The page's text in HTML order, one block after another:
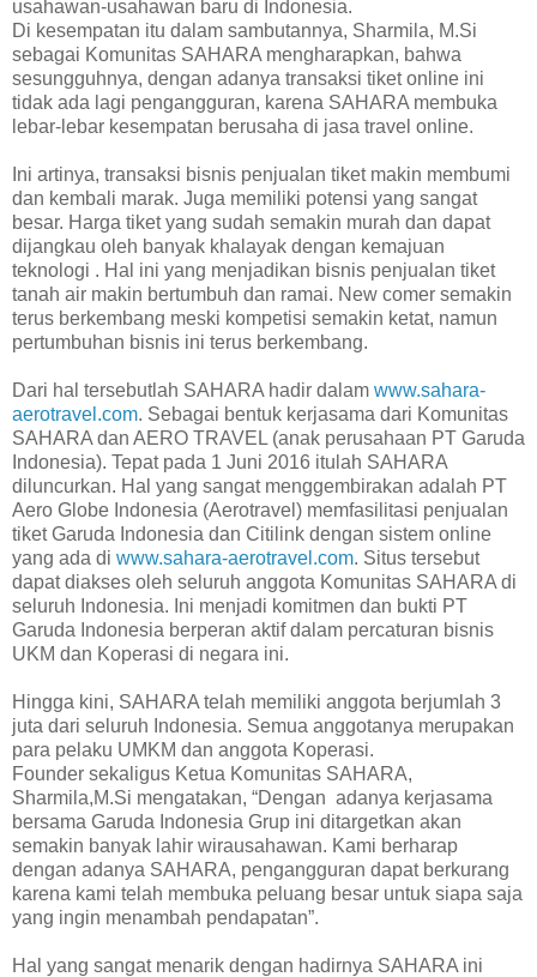
usahawan-usahawan baru di Indonesia.
Di kesempatan itu dalam sambutannya, Sharmila, M.Si
sebagai Komunitas SAHARA mengharapkan, bahwa
sesungguhnya, dengan adanya transaksi tiket online ini
tidak ada lagi pengangguran, karena SAHARA membuka
lebar-lebar kesempatan berusaha di jasa travel online.
Ini artinya, transaksi bisnis penjualan tiket makin membumi
dan kembali marak. Juga memiliki potensi yang sangat
besar. Harga tiket yang sudah semakin murah dan dapat
dijangkau oleh banyak khalayak dengan kemajuan
teknologi . Hal ini yang menjadikan bisnis penjualan tiket
tanah air makin bertumbuh dan ramai. New comer semakin
terus berkembang meski kompetisi semakin ketat, namun
pertumbuhan bisnis ini terus berkembang.
Dari hal tersebutlah SAHARA hadir dalam www.sahara-
aerotravel.com. Sebagai bentuk kerjasama dari Komunitas
SAHARA dan AERO TRAVEL (anak perusahaan PT Garuda
Indonesia). Tepat pada 1 Juni 2016 itulah SAHARA
diluncurkan. Hal yang sangat menggembirakan adalah PT
Aero Globe Indonesia (Aerotravel) memfasilitasi penjualan
tiket Garuda Indonesia dan Citilink dengan sistem online
yang ada di www.sahara-aerotravel.com. Situs tersebut
dapat diakses oleh seluruh anggota Komunitas SAHARA di
seluruh Indonesia. Ini menjadi komitmen dan bukti PT
Garuda Indonesia berperan aktif dalam percaturan bisnis
UKM dan Koperasi di negara ini.
Hingga kini, SAHARA telah memiliki anggota berjumlah 3
juta dari seluruh Indonesia. Semua anggotanya merupakan
para pelaku UMKM dan anggota Koperasi.
Founder sekaligus Ketua Komunitas SAHARA,
Sharmila,M.Si mengatakan, “Dengan adanya kerjasama
bersama Garuda Indonesia Grup ini ditargetkan akan
semakin banyak lahir wirausahawan. Kami berharap
dengan adanya SAHARA, pengangguran dapat berkurang
karena kami telah membuka peluang besar untuk siapa saja
yang ingin menambah pendapatan”.
Hal yang sangat menarik dengan hadirnya SAHARA ini